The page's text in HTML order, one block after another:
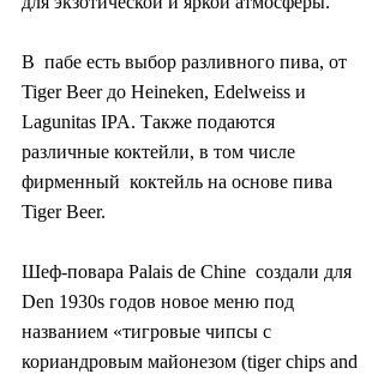
В  пабе есть выбор разливного пива, от
Tiger Beer до Heineken, Edelweiss и
Lagunitas IPA. Также подаются
различные коктейли, в том числе
фирменный  коктейль на основе пива
Tiger Beer.
Шеф-повара Palais de Chine  создали для
Den 1930s годов новое меню под
названием «тигровые чипсы с
кориандровым майонезом (tiger chips and